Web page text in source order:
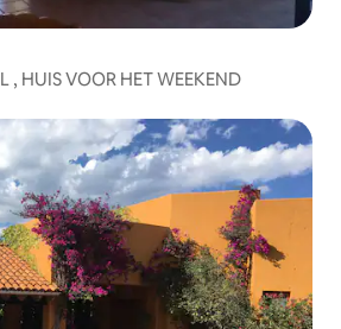
ZEER COMFORTABEL , HUIS VOOR HET WEEKEND